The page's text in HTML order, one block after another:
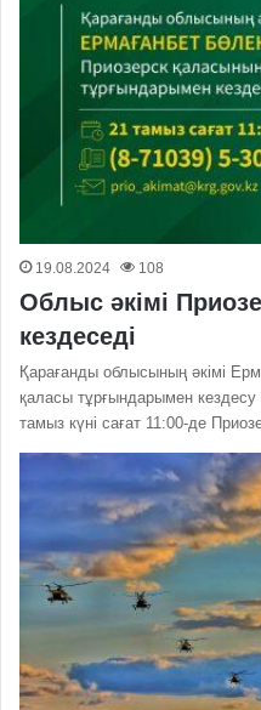
19.08.2024 108
Облыс әкімі
кездеседі
Қарағанды облысының әкімі
қаласы тұрғындарымен кездесу
тамыз күні сағат 11:00-де